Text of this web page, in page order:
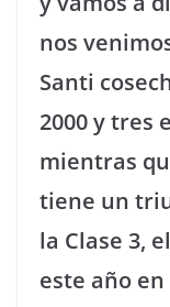
nos
Santi
2000 y tres
mientras
tiene un
la Clase 3,
este año